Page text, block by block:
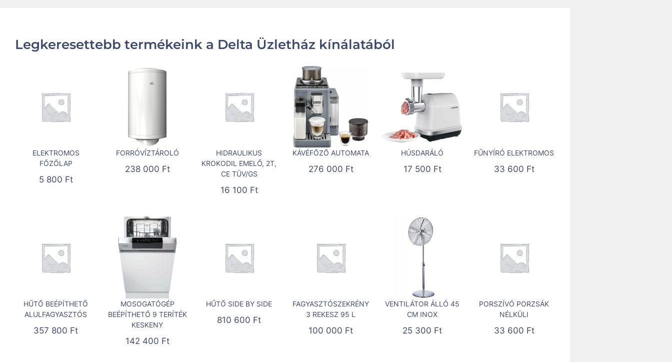
Legkeresettebb termékeink a Delta Üzletház kínálatából
ELEKTROMOS
FŐZŐLAP
5 800 Ft
FORRÓVÍZTÁROLÓ
238 000 Ft
HIDRAULIKUS
KROKODIL EMELŐ, 2T,
CE TÜV/GS
16 100 Ft
KÁVÉFŐZŐ AUTOMATA
276 000 Ft
HÚSDARÁLÓ
17 500 Ft
FŰNYÍRÓ ELEKTROMOS
33 600 Ft
HŰTŐ BEÉPÍTHETŐ
ALULFAGYASZTÓS
357 800 Ft
MOSOGATÓGÉP
BEÉPÍTHETŐ 9 TERÍTÉK
KESKENY
142 400 Ft
HŰTŐ SIDE BY SIDE
810 600 Ft
FAGYASZTÓSZEKRÉNY
3 REKESZ 95 L
100 000 Ft
VENTILÁTOR ÁLLÓ 45
CM INOX
25 300 Ft
PORSZÍVÓ PORZSÁK
NÉLKÜLI
33 600 Ft